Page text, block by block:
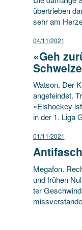
übertrieben
sehr am
04/11/2021
«Geh
Watson. Der
angefeindet.
«Eishockey
in der 1. Liga
01/11/2021
Megafon.
und frühen
ter